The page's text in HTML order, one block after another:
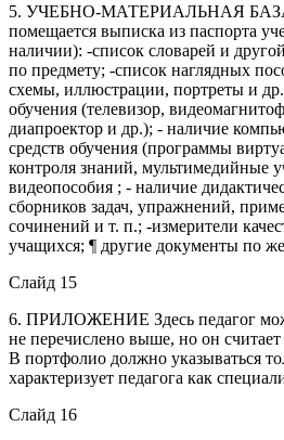
5. УЧЕБНО-МАТЕРИАЛЬНАЯ БАЗА
помещается выписка из паспорта
наличии): -список словарей и
по предмету; -список наглядных
схемы, иллюстрации, портреты и
обучения (телевизор,
диапроектор и др.); - наличие
средств обучения (программы
контроля знаний, мультимедийные
видеопособия ; - наличие
сборников задач, упражнений,
сочинений и т. п.; -измерители
учащихся; ¶ другие документы по
Слайд 15
6. ПРИЛОЖЕНИЕ Здесь педагог
не перечислено выше, но он
В портфолио должно указываться
характеризует педагога как
Слайд 16